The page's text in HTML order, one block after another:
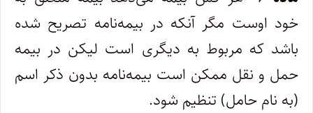
خود اوست مگر آنکه در بیمه‌نامه تصریح شده
باشد که مربوط به دیگری است لیکن در بیمه
حمل و نقل ممکن است بیمه‌نامه بدون ذکر اسم
(‌به نام حامل) تنظیم شود.